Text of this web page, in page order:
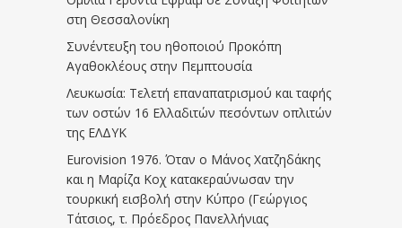
στη Θεσσαλονίκη
Συνέντευξη του ηθοποιού Προκόπη
Αγαθοκλέους στην Πεμπτουσία
Λευκωσία: Τελετή επαναπατρισμού και ταφής
των οστών 16 Ελλαδιτών πεσόντων οπλιτών
της ΕΛΔΥΚ
Eurovision 1976. Όταν ο Μάνος Χατζηδάκης
και η Μαρίζα Κοχ κατακεραύνωσαν την
τουρκική εισβολή στην Κύπρο (Γεώργιος
Τάτσιος, τ. Πρόεδρος Πανελλήνιας